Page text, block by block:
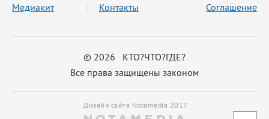
© 2026 КТО?ЧТО?ГДЕ?
Все права защищены законом
Медиакит Контакты Соглашение
Дизайн сайта Notamedia 2017